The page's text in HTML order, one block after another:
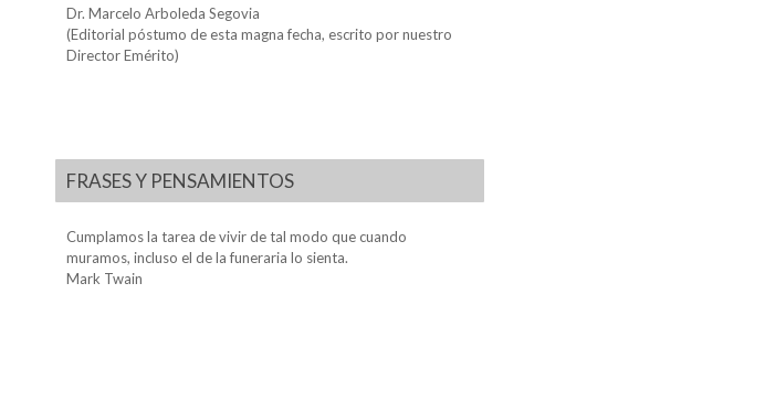
Dr. Marcelo Arboleda Segovia
(Editorial póstumo de esta magna fecha, escrito por nuestro
Director Emérito)
FRASES Y PENSAMIENTOS
Cumplamos la tarea de vivir de tal modo que cuando
muramos, incluso el de la funeraria lo sienta.
Mark Twain